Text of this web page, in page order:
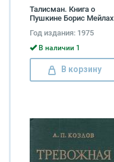
Талисман. Книга о
Пушкине Борис Мейлах
Год издания: 1975
В наличии 1
В корзину